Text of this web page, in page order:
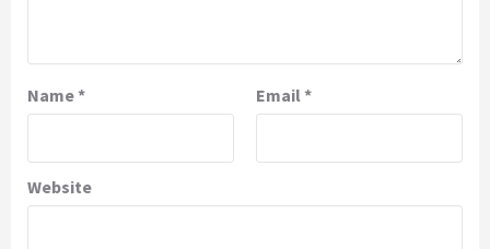
Name* Email*
Website